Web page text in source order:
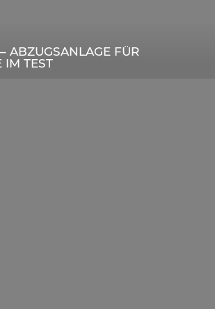
ABZUGSANLAGE FÜR
IM TEST
SCHRITTE ZUR
MARKENBILDUNG IN DER